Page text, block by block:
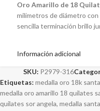
Oro Amarillo de 18
milímetros de diámetro
sencilla terminación brillo
Información adicional
SKU: P2979-316
Etiquetas: medalla oro 18k
medalla oro amarillo 18 quilates
quilates sor angela, medalla